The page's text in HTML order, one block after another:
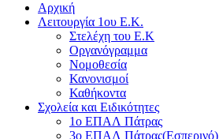
Αρχική
Λειτουργία 1ου Ε.Κ.
Στελέχη του Ε.Κ
Οργανόγραμμα
Νομοθεσία
Κανονισμοί
Καθήκοντα
Σχολεία και Ειδικότητες
1ο ΕΠΑΛ Πάτρας
3ο ΕΠΑΛ Πάτρας(Εσπερινό)